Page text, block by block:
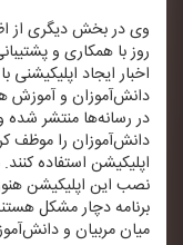
وی در بخش دیگری از
روز با همكاری و
اخبار ایجاد اپلیكیشنی
دانش‌آموزان و آموزش
در رسانه‌ها منتشر شده
دانش‌آموزان را موظف
اپلیكیشن استفاده
نصب این اپلیكیشن
برنامه دچار مشكل
میان مربیان و